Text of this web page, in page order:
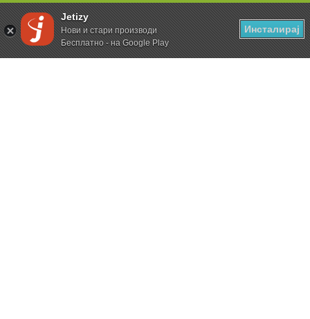
Jetizy
Нови и стари производи
Бесплатно - на Google Play
Инсталирај